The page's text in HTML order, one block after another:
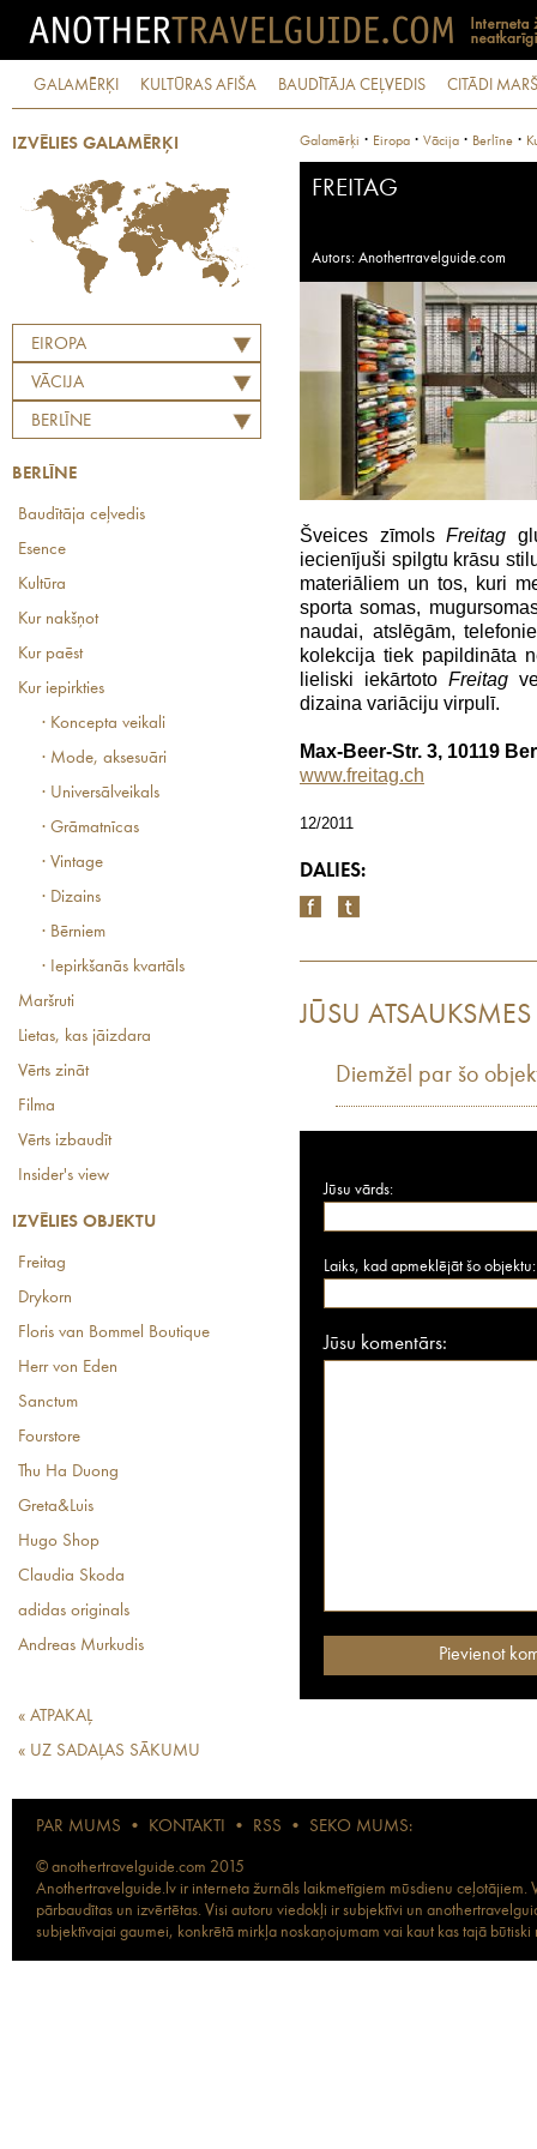
GALAMĒRĶI KULTŪRAS AFIŠA BAUDĪTĀJA CEĻVEDIS CITĀDI
IZVĒLIES GALAMĒRĶI
EIROPA
VĀCIJA
BERLĪNE
BERLĪNE
Baudītāja ceļvedis
Esence
Kultūra
Kur nakšņot
Kur paēst
Kur iepirkties
· Koncepta veikali
· Mode, aksesuāri
· Universālveikals
· Grāmatnīcas
· Vintage
· Dizains
· Bērniem
· Iepirkšanās kvartāls
Maršruti
Lietas, kas jāizdara
Vērts zināt
Filma
Vērts izbaudīt
Insider's view
IZVĒLIES OBJEKTU
Freitag
Drykorn
Floris van Bommel Boutique
Herr von Eden
Sanctum
Fourstore
Thu Ha Duong
Greta&Luis
Hugo Shop
Claudia Skoda
adidas originals
Andreas Murkudis
« ATPAKAĻ
« UZ SADAĻAS SĀKUMU
Galamērķi · Eiropa · Vācija · Berlīne ·
FREITAG
Autors: Anothertravelguide.com
Šveices zīmolsFreitag
iecienījuši spilgtu krāsu
materiāliem un tos, kuri
sporta somas,
naudai, atslēgām,
kolekcija tiek papildināta
lieliski iekārtotoFreitag
dizaina variāciju virpulī.
Max-Beer-Str. 3, 10119
www.freitag.ch
12/2011
DALIES:
JŪSU ATSAUKSMES
Diemžēl par šo
Jūsu vārds:
Laiks, kad apmeklējāt šo objektu:
Jūsu komentārs:
PAR MUMS • KONTAKTI • RSS • SEKO MUMS:
© anothertravelguide.com 2015
Anothertravelguide.lv ir interneta žurnāls laikmetīgiem mūsdienu
pārbaudītas un izvērtētas. Visi autoru viedokļi ir subjektīvi un
subjektīvajai gaumei, konkrētā mirkļa noskaņojumam vai kaut kas tajā